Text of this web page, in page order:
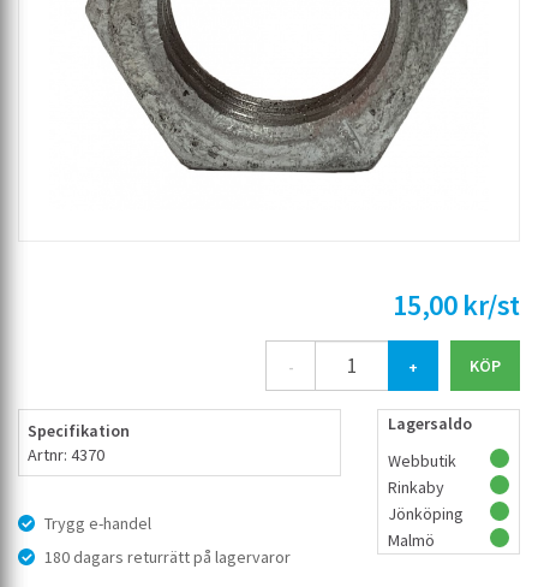
15,00 kr/st
- +
Specifikation
Artnr: 4370
Trygg e-handel
180 dagars returrätt på lagervaror
Lagersaldo
Webbutik
Rinkaby
Jönköping
Malmö